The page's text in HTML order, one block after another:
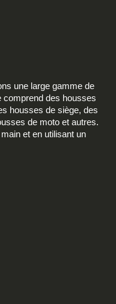
une large gamme de
comprend des housses
housses de siège, des
de moto et autres.
et en utilisant un